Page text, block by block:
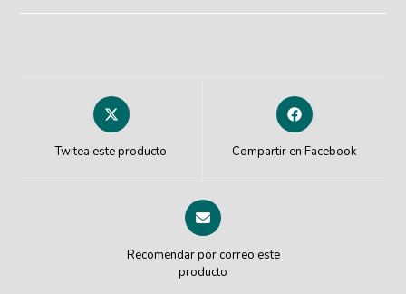
Twitea este producto Compartir en Facebook
Recomendar por correo este
producto